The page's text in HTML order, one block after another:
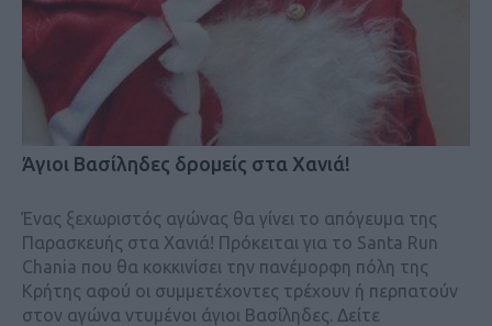
Άγιοι Βασίληδες δρομείς στα Χανιά!
Ένας ξεχωριστός αγώνας θα γίνει το απόγευμα της
Παρασκευής στα Χανιά! Πρόκειται για το Santa Run
Chania που θα κοκκινίσει την πανέμορφη πόλη της
Κρήτης αφού οι συμμετέχοντες τρέχουν ή περπατούν
στον αγώνα ντυμένοι άγιοι Βασίληδες. Δείτε